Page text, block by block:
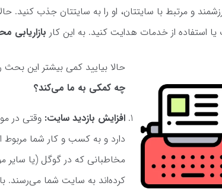
و مرتبط با سایتتان، او را به سایتتان جذب کنید.
استفاده از خدمات هدایت ‌کنید. به این کار بازاریابی
حالا بیایید کمی بیشتر این بحث
چه کمکی به ما می‌کند؟
افزایش بازدید سایت:وقتی در
دارد و به کسب و کار شما مربوط
مخاطبانی که در گوگل (یا
کرده‌اند به سایت شما می‌رسند.